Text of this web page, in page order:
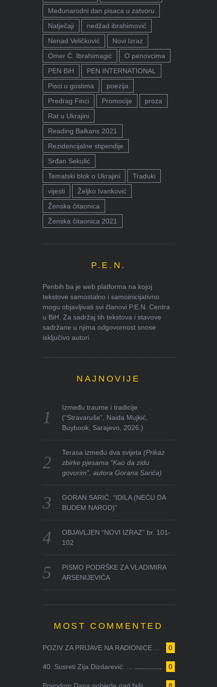
Međunarodni dan pisaca u zatvoru
Natječaji
nedžad ibrahimović
Nenad Veličković
Novi Izraz
Omer Ć. Ibrahimagić
O penovcima
PEN BiH
PEN INTERNATIONAL
Pisci u gostima
poezija
Predrag Finci
Promocije
proza
Rat u Ukrajini
Reading Balkans 2021
Rezidencijalne stipendije
Srđan Sekulić
Tematski blok o Ukrajini
Traduki
vijesti
Željko Ivanković
Ženska čitaonica
Ženska čitaonica 2021
P.E.N.
Penbih.ba je web platforma na kojoj
tekstove samostalno i samoinicijativno
mogu objavljivati svi članovi P.E.N. Centra
u BiH. Za sadržaj tih tekstova i stavove
sadržane u njima odgovornost snose
isključivo autori.
NAJNOVIJE
Između traume i tradicije
(“Stravaruše”, Naida Mujkić,
Buybook, Sarajevo, 2026.)
Terasa između dva svijeta(Prikaz
zbirke pjesama “Kao da zidu
govorim”, autora Gorana Sarića)
GORAN SARIĆ, “IDILA (NEĆU DA
BUDEM NAROD)”
OBJAVLJEN “NOVI IZRAZ” br. 101-
102
PISMO PODRŠKE ZA VLADIMIRA
ARSENIJEVIĆA
MOST COMMENTED
0
POZIV ZA PRIJAVE NA RADIONICE ...
0
40. Susreti Zija Dizdarević: ...
8
Povodom Dana pobjede nad faši...